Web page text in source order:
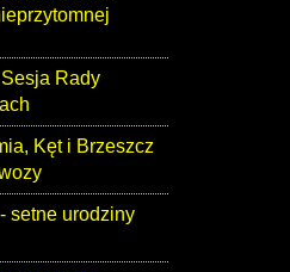
Rady
Kęt i Brzeszcz
setne urodziny